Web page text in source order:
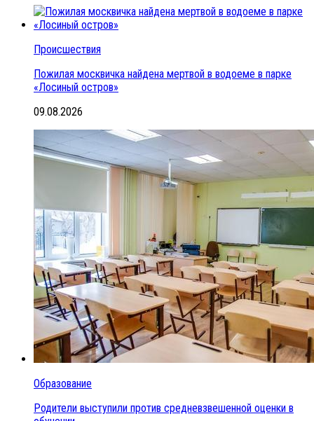
Происшествия
Пожилая москвичка найдена мертвой в водоеме в парке
«Лосиный остров»
09.08.2026
Образование
Родители выступили против средневзвешенной оценки в